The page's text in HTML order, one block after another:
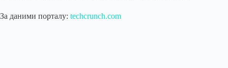
За даними порталу: techcrunch.com